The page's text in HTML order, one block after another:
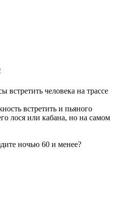
человека на трассе
встретить и пьяного
лося или кабана, но на самом
ночью 60 и менее?